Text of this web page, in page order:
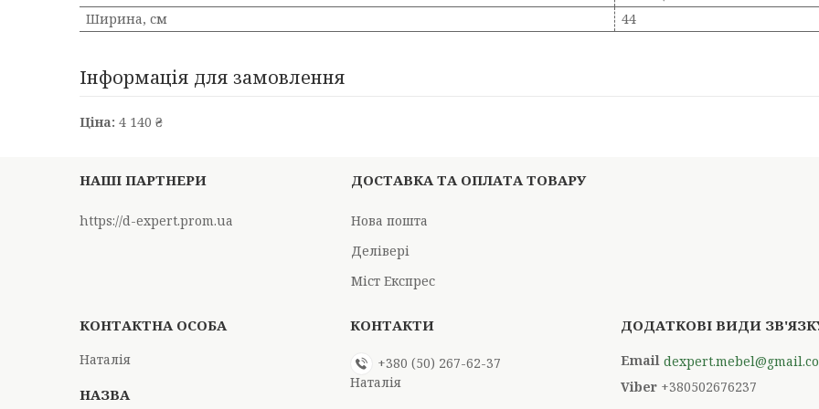
Ширина, см
44
Інформація для замовлення
Ціна: 4 140 ₴
НАШІ ПАРТНЕРИ
https://d-expert.prom.ua
ДОСТАВКА ТА ОПЛАТА ТОВАРУ
Нова пошта
Делівері
Міст Експрес
Наталія
+380 (50) 267-62-37
Наталія
+380502676237